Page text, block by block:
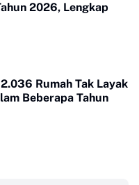
2026, Lengkap
Rumah Tak Layak
Beberapa Tahun